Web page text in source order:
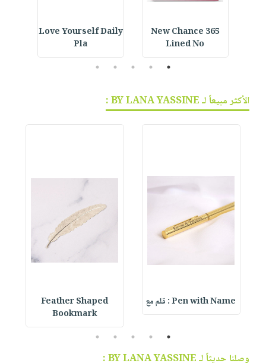
365 New Chance
Lined No
Love Yourself Daily
Pla
1
2
3
4
5
الأكثر مبيعاً لـ BY LANA YASSINE :
Pen with Name : قلم مع
Feather Shaped
Bookmark
1
2
3
4
5
وصلنا حديثاً لـ BY LANA YASSINE :